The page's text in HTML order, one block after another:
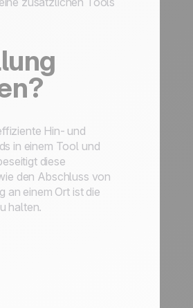
Hin- und
in einem Tool und
diese
den Abschluss von
an einem Ort ist die
halten.